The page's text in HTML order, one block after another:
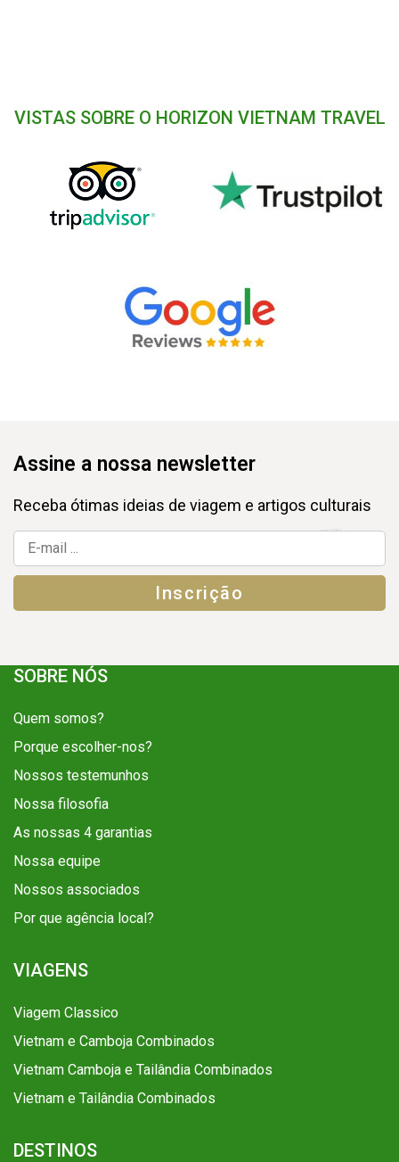
VISTAS SOBRE O HORIZON VIETNAM TRAVEL
Assine a nossa newsletter
Receba ótimas ideias de viagem e artigos culturais
SOBRE NÓS
Quem somos?
Porque escolher-nos?
Nossos testemunhos
Nossa filosofia
As nossas 4 garantias
Nossa equipe
Nossos associados
Por que agência local?
VIAGENS
Viagem Classico
Vietnam e Camboja Combinados
Vietnam Camboja e Tailândia Combinados
Vietnam e Tailândia Combinados
DESTINOS